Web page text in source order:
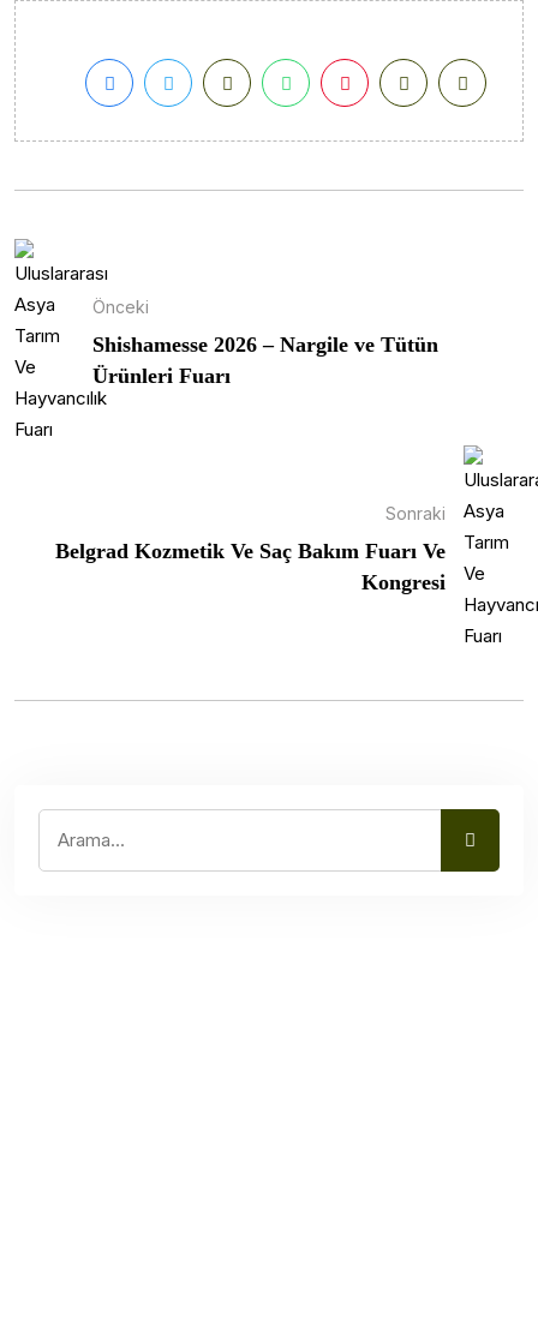
Önceki
Shishamesse 2026 – Nargile ve Tütün
Ürünleri Fuarı
Sonraki
Belgrad Kozmetik Ve Saç Bakım Fuarı Ve
Kongresi